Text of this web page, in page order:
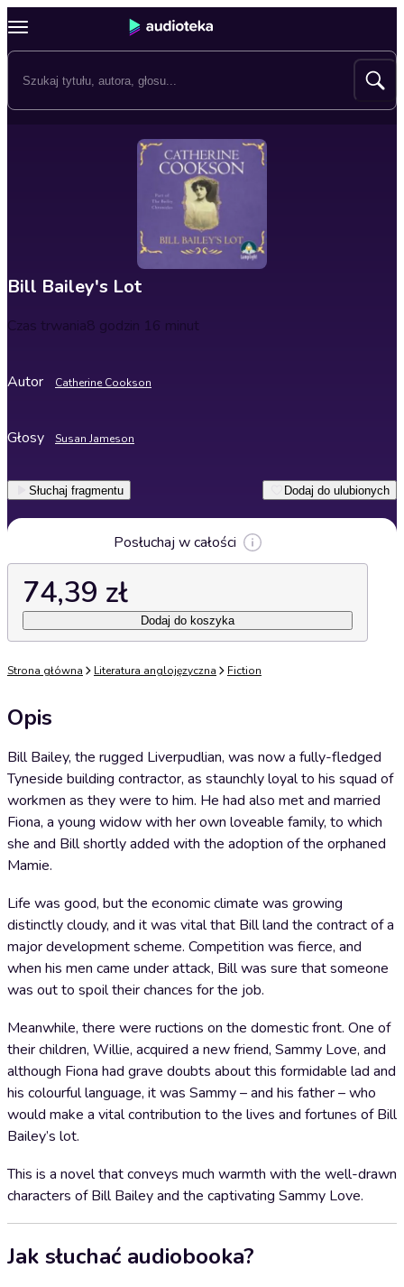
Bill Bailey's Lot
Czas trwania8 godzin 16 minut
Autor Catherine Cookson
Głosy Susan Jameson
Słuchaj fragmentu Dodaj do ulubionych
Posłuchaj w całości
74,39 zł
Dodaj do koszyka
Strona główna Literatura anglojęzyczna Fiction
Opis
Bill Bailey, the rugged Liverpudlian, was now a fully-fledged
Tyneside building contractor, as staunchly loyal to his squad of
workmen as they were to him. He had also met and married
Fiona, a young widow with her own loveable family, to which
she and Bill shortly added with the adoption of the orphaned
Mamie.
Life was good, but the economic climate was growing
distinctly cloudy, and it was vital that Bill land the contract of a
major development scheme. Competition was fierce, and
when his men came under attack, Bill was sure that someone
was out to spoil their chances for the job.
Meanwhile, there were ructions on the domestic front. One of
their children, Willie, acquired a new friend, Sammy Love, and
although Fiona had grave doubts about this formidable lad and
his colourful language, it was Sammy – and his father – who
would make a vital contribution to the lives and fortunes of Bill
Bailey’s lot.
This is a novel that conveys much warmth with the well-drawn
characters of Bill Bailey and the captivating Sammy Love.
Jak słuchać audiobooka?